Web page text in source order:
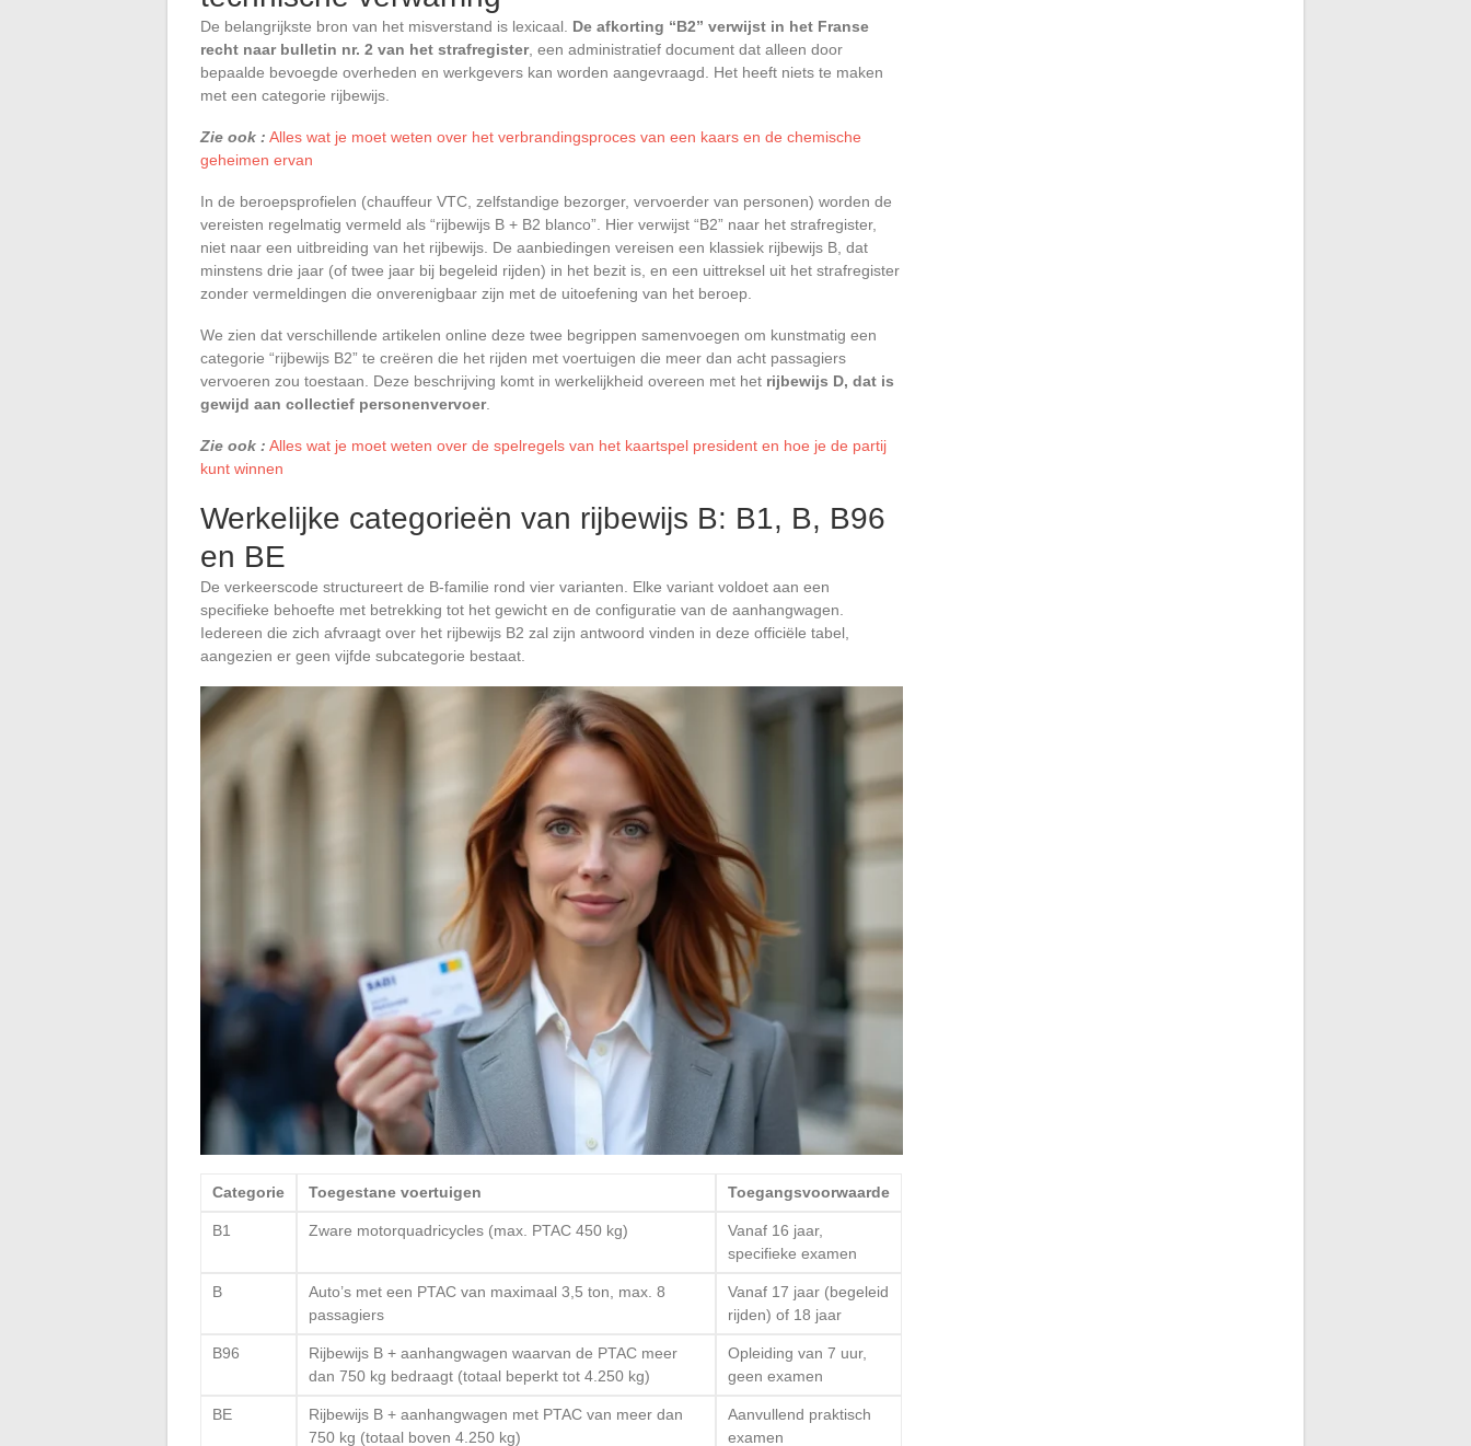
De belangrijkste bron van het misverstand is lexicaal. De afkorting “B2” verwijst in het Franse
recht naar bulletin nr. 2 van het strafregister, een administratief document dat alleen door
bepaalde bevoegde overheden en werkgevers kan worden aangevraagd. Het heeft niets te maken
met een categorie rijbewijs.
Zie ook : Alles wat je moet weten over het verbrandingsproces van een kaars en de chemische
geheimen ervan
In de beroepsprofielen (chauffeur VTC, zelfstandige bezorger, vervoerder van personen) worden de
vereisten regelmatig vermeld als “rijbewijs B + B2 blanco”. Hier verwijst “B2” naar het strafregister,
niet naar een uitbreiding van het rijbewijs. De aanbiedingen vereisen een klassiek rijbewijs B, dat
minstens drie jaar (of twee jaar bij begeleid rijden) in het bezit is, en een uittreksel uit het strafregister
zonder vermeldingen die onverenigbaar zijn met de uitoefening van het beroep.
We zien dat verschillende artikelen online deze twee begrippen samenvoegen om kunstmatig een
categorie “rijbewijs B2” te creëren die het rijden met voertuigen die meer dan acht passagiers
vervoeren zou toestaan. Deze beschrijving komt in werkelijkheid overeen met het rijbewijs D, dat is
gewijd aan collectief personenvervoer.
Zie ook : Alles wat je moet weten over de spelregels van het kaartspel president en hoe je de partij
kunt winnen
Werkelijke categorieën van rijbewijs B: B1, B, B96
en BE
De verkeerscode structureert de B-familie rond vier varianten. Elke variant voldoet aan een
specifieke behoefte met betrekking tot het gewicht en de configuratie van de aanhangwagen.
Iedereen die zich afvraagt over het rijbewijs B2 zal zijn antwoord vinden in deze officiële tabel,
aangezien er geen vijfde subcategorie bestaat.
Categorie Toegestane voertuigen Toegangsvoorwaarde
B1 Zware motorquadricycles (max. PTAC 450 kg)
Vanaf 16 jaar,
specifieke examen
B
Auto’s met een PTAC van maximaal 3,5 ton, max. 8
passagiers
Vanaf 17 jaar (begeleid
rijden) of 18 jaar
B96
Rijbewijs B + aanhangwagen waarvan de PTAC meer
dan 750 kg bedraagt (totaal beperkt tot 4.250 kg)
Opleiding van 7 uur,
geen examen
BE
Rijbewijs B + aanhangwagen met PTAC van meer dan
750 kg (totaal boven 4.250 kg)
Aanvullend praktisch
examen